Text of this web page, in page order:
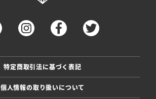
特定商取引法に基づく表記
個人情報の取り扱いについて